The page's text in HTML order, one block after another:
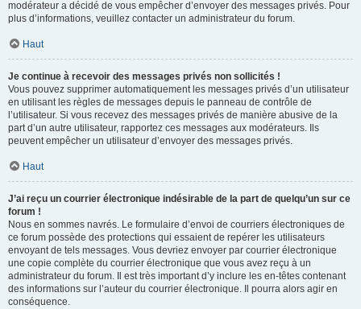
modérateur a décidé de vous empêcher d’envoyer des messages privés. Pour
plus d’informations, veuillez contacter un administrateur du forum.
Haut
Je continue à recevoir des messages privés non sollicités !
Vous pouvez supprimer automatiquement les messages privés d’un utilisateur
en utilisant les règles de messages depuis le panneau de contrôle de
l’utilisateur. Si vous recevez des messages privés de manière abusive de la
part d’un autre utilisateur, rapportez ces messages aux modérateurs. Ils
peuvent empêcher un utilisateur d’envoyer des messages privés.
Haut
J’ai reçu un courrier électronique indésirable de la part de quelqu’un sur ce
forum !
Nous en sommes navrés. Le formulaire d’envoi de courriers électroniques de
ce forum possède des protections qui essaient de repérer les utilisateurs
envoyant de tels messages. Vous devriez envoyer par courrier électronique
une copie complète du courrier électronique que vous avez reçu à un
administrateur du forum. Il est très important d’y inclure les en-têtes contenant
des informations sur l’auteur du courrier électronique. Il pourra alors agir en
conséquence.